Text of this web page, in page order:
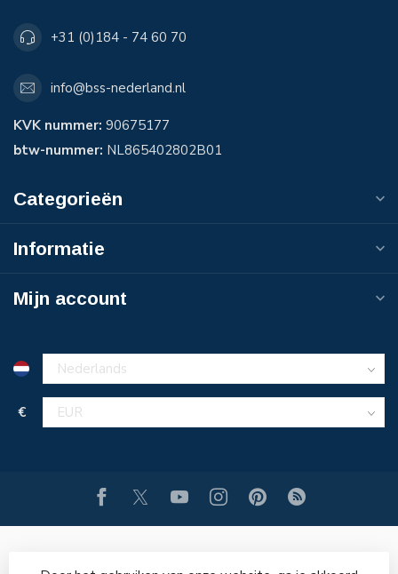
+31 (0)184 - 74 60 70
info@bss-nederland.nl
KVK nummer: 90675177
btw-nummer: NL865402802B01
Categorieën
Informatie
Mijn account
€